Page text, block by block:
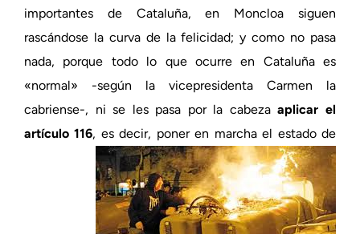
importantes de Cataluña, en Moncloa siguen
rascándose la curva de la felicidad; y como no pasa
nada, porque todo lo que ocurre en Cataluña es
«normal» -según la vicepresidenta Carmen la
cabriense-, ni se les pasa por la cabezaaplicar el
artículo 116, es decir, poner en marchael estado de